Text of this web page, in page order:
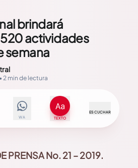
brindará
actividades
semana
2 min de lectura
WA TEXTO
ESCUCHAR
PRENSA No. 21 – 2019.